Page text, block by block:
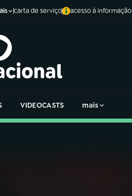
carta de serviço acesso à informação
VIDEOCASTS mais